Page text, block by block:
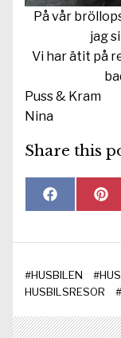
På vår
jag
Vi har ätit på
Puss & Kram
Nina
Share this
Dela
på
F
a
o
k
på
P
i
s
#HUSBILEN #
HUSBILSRESOR
#